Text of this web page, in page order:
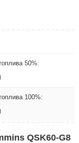
50%:
100%:
QSK60-G8